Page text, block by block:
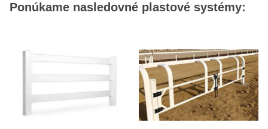
Ponúkame nasledovné plastové systémy: